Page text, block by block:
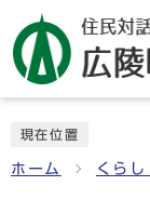
現在位置
ホーム くらし